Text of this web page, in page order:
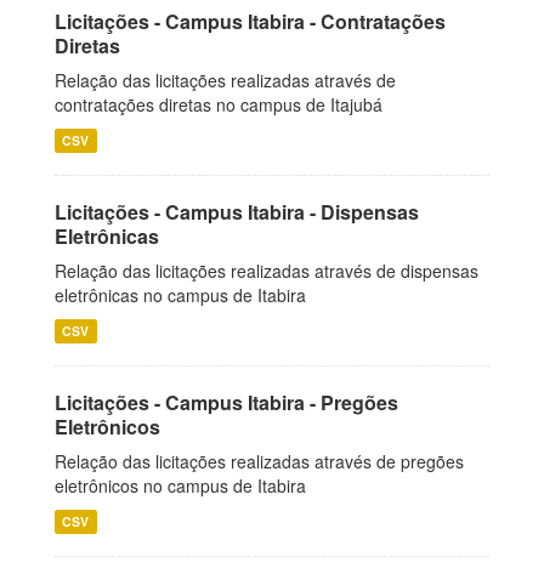
Licitações - Campus Itabira - Contratações
Diretas
Relação das licitações realizadas através de
contratações diretas no campus de Itajubá
CSV
Licitações - Campus Itabira - Dispensas
Eletrônicas
Relação das licitações realizadas através de dispensas
eletrônicas no campus de Itabira
CSV
Licitações - Campus Itabira - Pregões
Eletrônicos
Relação das licitações realizadas através de pregões
eletrônicos no campus de Itabira
CSV